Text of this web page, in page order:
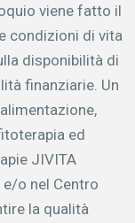
viene fatto il
condizioni di vita
disponibilità di
finanziarie. Un
ed
JIVITA
o nel Centro
la qualità